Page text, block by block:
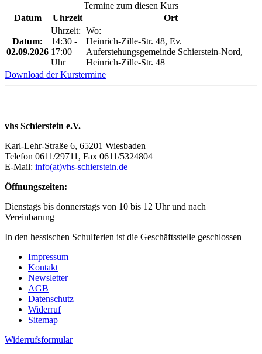
Termine zum diesen Kurs
Datum
Uhrzeit Ort
Datum:
02.09.2026
Uhrzeit:
14:30 -
17:00
Uhr
Wo:
Heinrich-Zille-Str. 48, Ev.
Auferstehungsgemeinde Schierstein-Nord,
Heinrich-Zille-Str. 48
Download der Kurstermine
vhs Schierstein e.V.
Karl-Lehr-Straße 6, 65201 Wiesbaden
Telefon 0611/29711, Fax 0611/5324804
E-Mail: info(at)vhs-schierstein.de
Öffnungszeiten:
Dienstags bis donnerstags von 10 bis 12 Uhr und nach
Vereinbarung
In den hessischen Schulferien ist die Geschäftsstelle geschlossen
Impressum
Kontakt
Newsletter
AGB
Datenschutz
Widerruf
Sitemap
Widerrufsformular